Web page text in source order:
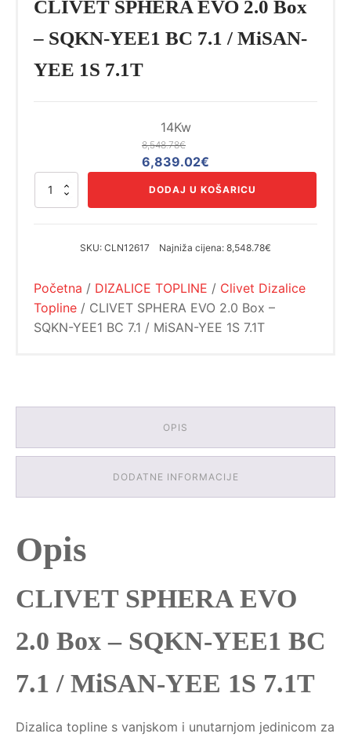
CLIVET SPHERA EVO 2.0 Box
– SQKN-YEE1 BC 7.1 / MiSAN-
YEE 1S 7.1T
14Kw
8,548.78€
Izvorna
6,839.02€
cijena
CLIVET
YEE1
BC
/
količina
DODAJ U KOŠARICU
SKU: CLN12617 Najniža cijena: 8,548.78€
Početna / DIZALICE TOPLINE / Clivet Dizalice
Topline / CLIVET SPHERA EVO 2.0 Box –
SQKN-YEE1 BC 7.1 / MiSAN-YEE 1S 7.1T
OPIS
DODATNE INFORMACIJE
Opis
CLIVET SPHERA EVO
2.0 Box – SQKN-YEE1 BC
7.1 / MiSAN-YEE 1S 7.1T
Dizalica topline s vanjskom i unutarnjom jedinicom za